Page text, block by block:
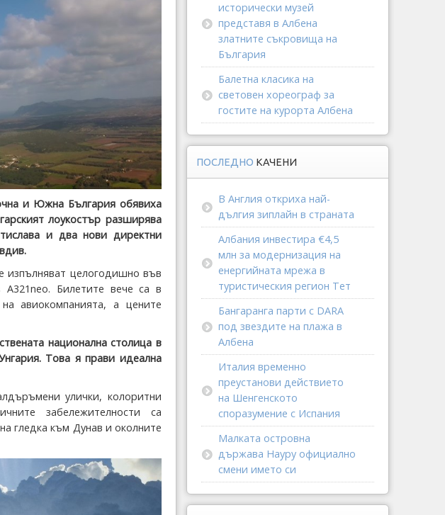
и Южна България обявиха
лоукостър разширява
и два нови директни
изпълняват целогодишно във
Билетите вече са в
авиокомпанията, а цените
национална столица в
Това я прави идеална
улички, колоритни
забележителности са
гледка към Дунав и околните
исторически музей
представя в Албена
златните съкровища на
България
Балетна класика на
световен хореограф за
гостите на курорта Албена
ПОСЛЕДНО КАЧЕНИ
В Англия откриха най-
дългия зиплайн в страната
Албания инвестира €4,5
млн за модернизация на
енергийната мрежа в
туристическия регион Тет
Бангаранга парти с DARA
под звездите на плажа в
Албена
Италия временно
преустанови действието
на Шенгенското
споразумение с Испания
Малката островна
държава Науру официално
смени името си